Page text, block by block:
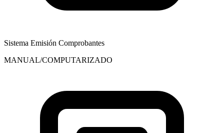
Sistema Emisión Comprobantes
MANUAL/COMPUTARIZADO